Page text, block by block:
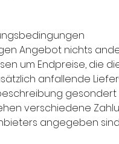
Angebot nichts
um Endpreise, die
anfallende
verschiedene
angegeben